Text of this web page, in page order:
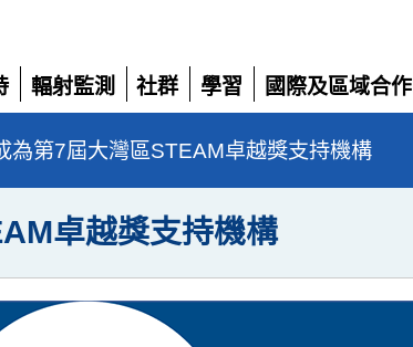
輻射監測
展
開
社群
展
開
學習
展
開
國際及區域合作
展
開
為第7屆大灣區STEAM卓越獎支持機構
卓越獎支持機構